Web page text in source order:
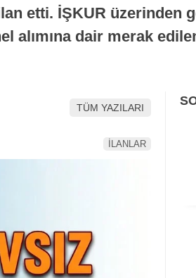
ilan etti. İŞKUR
alımına dair merak
TÜM YAZILARI
İLANLAR